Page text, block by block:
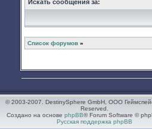
Искать сообщения за:
Список форумов »
© 2003-2007. DestinySphere GmbH, ООО
Reserved.
Создано на основе phpBB® Forum Software ©
Русская поддержка phpBB